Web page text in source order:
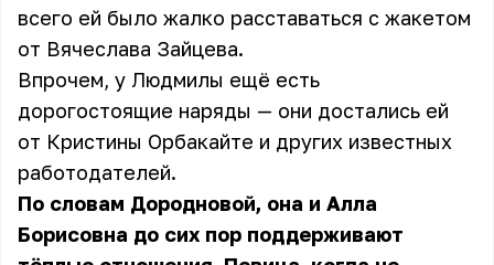
всего ей было жалко расставаться с жакетом
от Вячеслава Зайцева.
Впрочем, у Людмилы ещё есть
дорогостоящие наряды — они достались ей
от Кристины Орбакайте и других известных
работодателей.
По словам Дородновой, она и Алла
Борисовна до сих пор поддерживают